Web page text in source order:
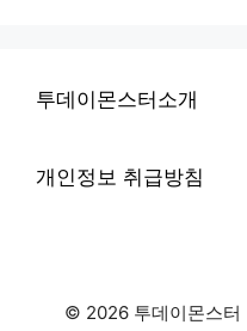
투데이몬스터소개
개인정보 취급방침
© 2026 투데이몬스터